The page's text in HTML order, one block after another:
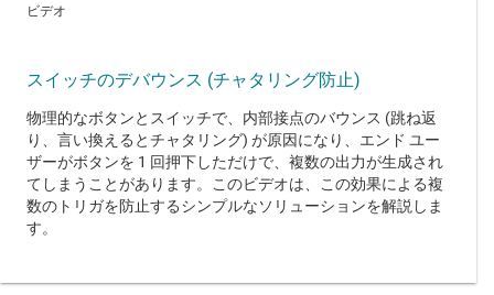
ビデオ
スイッチのデバウンス (チャタリング防止)
物理的なボタンとスイッチで、内部接点のバウンス (跳ね返
り、言い換えるとチャタリング) が原因になり、エンド ユー
ザーがボタンを 1 回押下しただけで、複数の出力が生成され
てしまうことがあります。このビデオは、この効果による複
数のトリガを防止するシンプルなソリューションを解説しま
す。